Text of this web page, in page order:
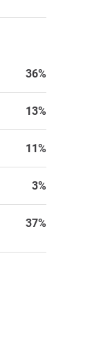
36%
13%
11%
3%
37%